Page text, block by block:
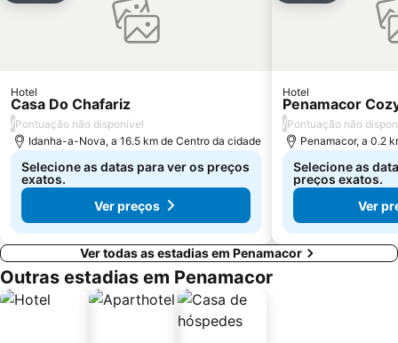
Hotel
Casa Do Chafariz
/Pontuação não disponível
Idanha-a-Nova, a 16.5 km de Centro da cidade
Selecione as datas para ver os preços
exatos.
Ver preços
Hotel
Penamacor
/Pontuação não
Penamacor, a 0.2
Selecione as
preços exatos.
Ver
Ver todas as estadias em Penamacor
Outras estadias em Penamacor